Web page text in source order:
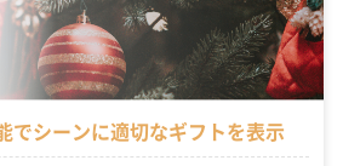
でシーンに適切なギフトを表示